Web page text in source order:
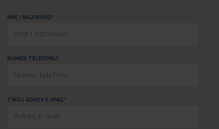
IMIĘ I NAZWISKO*
NUMER TELEFONU*
TWÓJ ADRES E-MAIL*